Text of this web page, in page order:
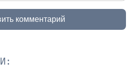
комментарий